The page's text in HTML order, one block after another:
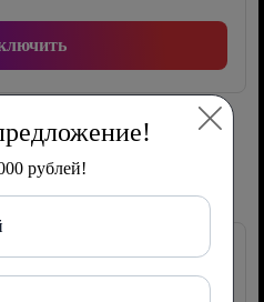
с мобильной
рублей!